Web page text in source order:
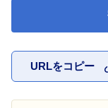
URLをコピー